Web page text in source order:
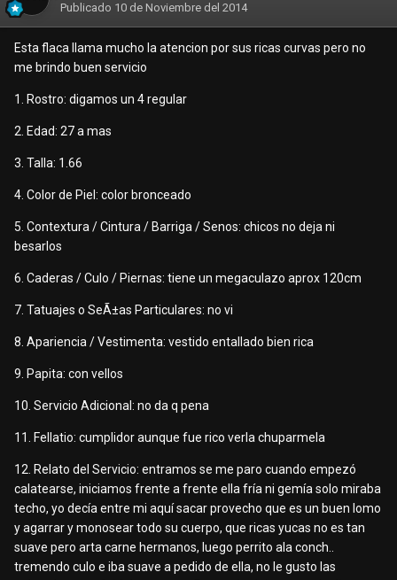
Publicado 10 de Noviembre del 2014
Esta flaca llama mucho la atencion por sus ricas curvas pero no
me brindo buen servicio
1. Rostro: digamos un 4 regular
2. Edad: 27 a mas
3. Talla: 1.66
4. Color de Piel: color bronceado
5. Contextura / Cintura / Barriga / Senos: chicos no deja ni
besarlos
6. Caderas / Culo / Piernas: tiene un megaculazo aprox 120cm
7. Tatuajes o SeÃ±as Particulares: no vi
8. Apariencia / Vestimenta: vestido entallado bien rica
9. Papita: con vellos
10. Servicio Adicional: no da q pena
11. Fellatio: cumplidor aunque fue rico verla chuparmela
12. Relato del Servicio: entramos se me paro cuando empezó
calatearse, iniciamos frente a frente ella fría ni gemía solo miraba
techo, yo decía entre mi aquí sacar provecho que es un buen lomo
y agarrar y monosear todo su cuerpo, que ricas yucas no es tan
suave pero arta carne hermanos, luego perrito ala conch..
tremendo culo e iba suave a pedido de ella, no le gusto las